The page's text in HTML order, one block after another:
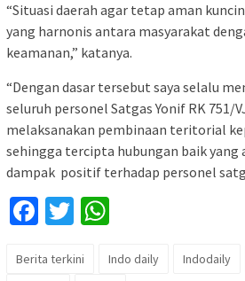
“Situasi daerah agar tetap aman
yang harnonis antara masyarakat
keamanan,” katanya.
“Dengan dasar tersebut saya selalu
seluruh personel Satgas Yonif RK 751/
melaksanakan pembinaan teritorial
sehingga tercipta hubungan baik yang
dampak positif terhadap personel
Facebook
Twitter
Berita terkini Indo daily Indodaily